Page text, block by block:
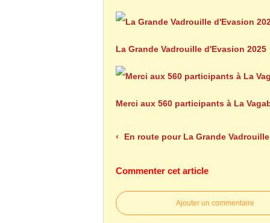
La Grande Vadrouille d'Evasion 2025
Merci aux 560 participants à La
En route pour La Grande Vadrouille
Commenter cet article
Ajouter un commentaire